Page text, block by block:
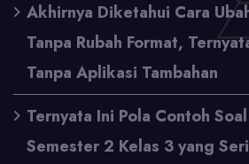
Akhirnya Diketahui Cara
Tanpa Rubah Format,
Tanpa Aplikasi Tambahan
Ternyata Ini Pola Contoh
Semester 2 Kelas 3 yang